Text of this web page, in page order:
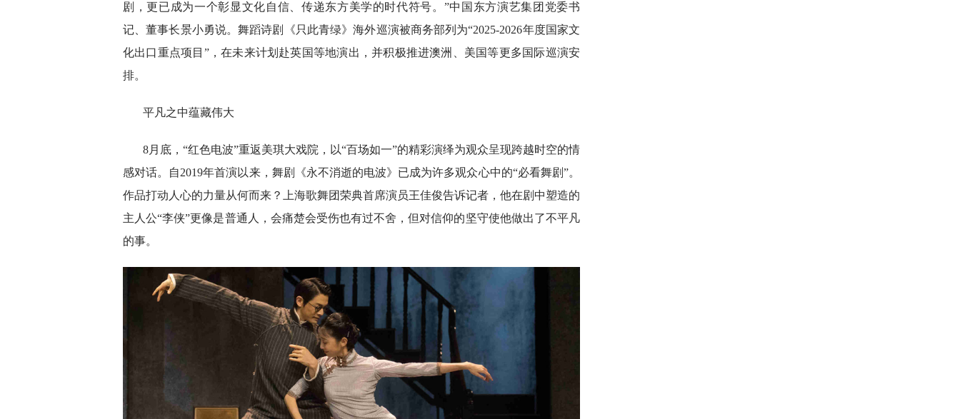
剧，更已成为一个彰显文化自信、传递东方美学的时代符号。”中国东方演艺集团党委书
记、董事长景小勇说。舞蹈诗剧《只此青绿》海外巡演被商务部列为“2025-2026年度国家文
化出口重点项目”，在未来计划赴英国等地演出，并积极推进澳洲、美国等更多国际巡演安
排。
平凡之中蕴藏伟大
8月底，“红色电波”重返美琪大戏院，以“百场如一”的精彩演绎为观众呈现跨越时空的情
感对话。自2019年首演以来，舞剧《永不消逝的电波》已成为许多观众心中的“必看舞剧”。
作品打动人心的力量从何而来？上海歌舞团荣典首席演员王佳俊告诉记者，他在剧中塑造的
主人公“李侠”更像是普通人，会痛楚会受伤也有过不舍，但对信仰的坚守使他做出了不平凡
的事。